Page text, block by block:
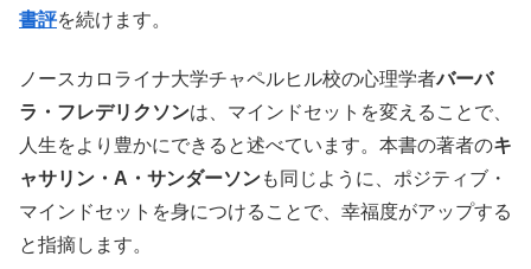
書評を続けます。
ノースカロライナ大学チャペルヒル校の心理学者バーバ
ラ・フレデリクソンは、マインドセットを変えることで、
人生をより豊かにできると述べています。本書の著者のキ
ャサリン・A・サンダーソンも同じように、ポジティブ・
マインドセットを身につけることで、幸福度がアップする
と指摘します。